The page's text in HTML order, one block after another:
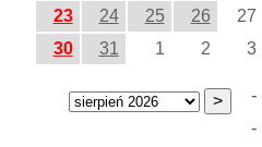
23
24 25 26 27
30
31 1 2 3
-
-